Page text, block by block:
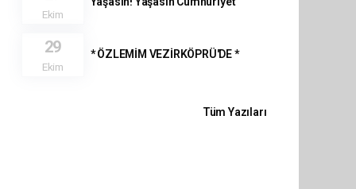
Ekim
29
Ekim
* ÖZLEMİM VEZİRKÖPRÜ'DE *
Tüm Yazıları